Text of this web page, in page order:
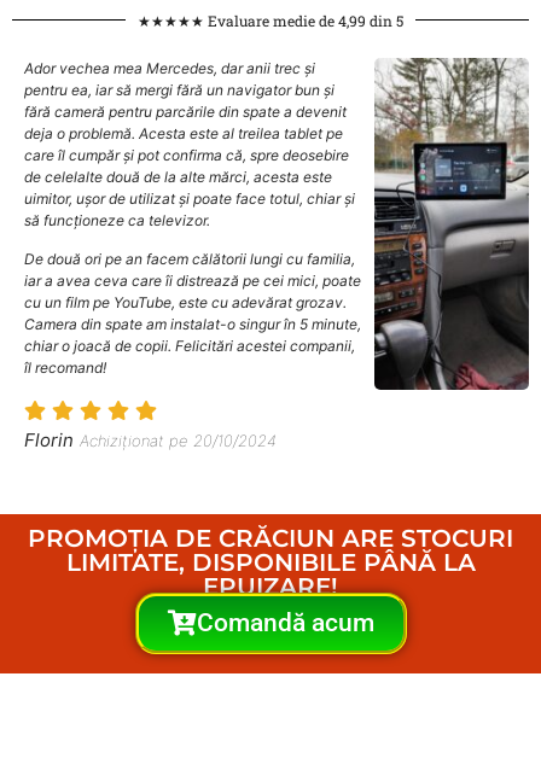
★★★★★ Evaluare medie de 4,99 din 5
Ador vechea mea Mercedes, dar anii trec și
pentru ea, iar să mergi fără un navigator bun și
fără cameră pentru parcările din spate a devenit
deja o problemă. Acesta este al treilea tablet pe
care îl cumpăr și pot confirma că, spre deosebire
de celelalte două de la alte mărci, acesta este
uimitor, ușor de utilizat și poate face totul, chiar și
să funcționeze ca televizor.
De două ori pe an facem călătorii lungi cu familia,
iar a avea ceva care îi distrează pe cei mici, poate
cu un film pe YouTube, este cu adevărat grozav.
Camera din spate am instalat-o singur în 5 minute,
chiar o joacă de copii. Felicitări acestei companii,
îl recomand!
Florin Achiziționat pe 20/10/2024
PROMOȚIA DE CRĂCIUN ARE STOCURI
LIMITATE, DISPONIBILE PÂNĂ LA
EPUIZARE!
Comandă acum